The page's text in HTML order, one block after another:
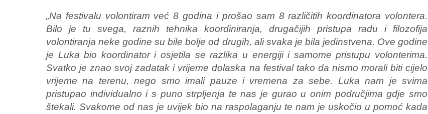
„Na festivalu volontiram već 8 godina i prošao sam 8 različitih koordinatora volontera.
Bilo je tu svega, raznih tehnika koordiniranja, drugačijih pristupa radu i filozofija
volontiranja neke godine su bile bolje od drugih, ali svaka je bila jedinstvena. Ove godine
je Luka bio koordinator i osjetila se razlika u energiji i samome pristupu volonterima.
Svatko je znao svoj zadatak i vrijeme dolaska na festival tako da nismo morali biti cijelo
vrijeme na terenu, nego smo imali pauze i vremena za sebe. Luka nam je svima
pristupao individualno i s puno strpljenja te nas je gurao u onim područjima gdje smo
štekali. Svakome od nas je uvijek bio na raspolaganju te nam je uskočio u pomoć kada